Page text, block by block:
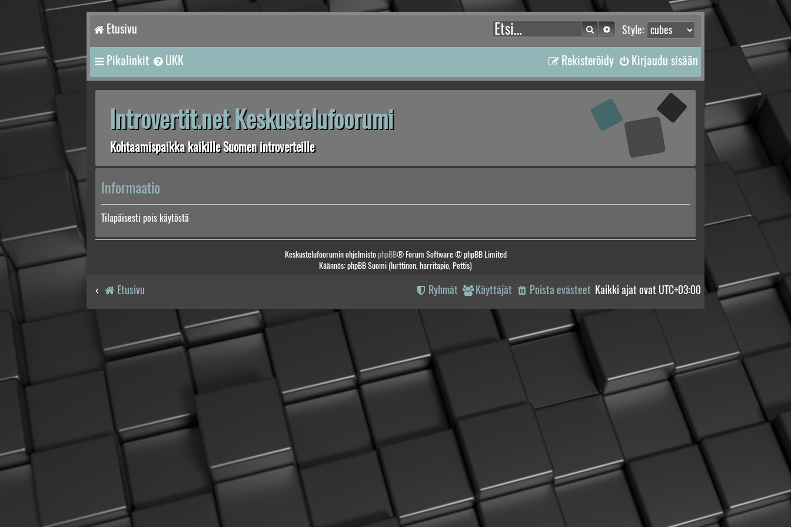
Etusivu Style:
Etsi Tarkennettu haku
Pikalinkit UKK Kirjaudu sisään
Rekisteröidy
Introvertit.net Keskustelufoorumi
Kohtaamispaikka kaikille Suomen introverteille
Informaatio
Tilapäisesti pois käytöstä
Keskustelufoorumin ohjelmistophpBB® Forum Software © phpBB Limited
Käännös: phpBB Suomi (lurttinen, harritapio, Pettis)
Etusivu Kaikki ajat ovat UTC+03:00
Poista evästeet
Käyttäjät
Ryhmät